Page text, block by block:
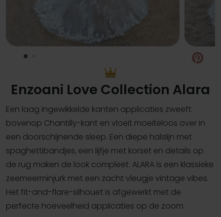
Enzoani Love Collection Alara
Een laag ingewikkelde kanten applicaties zweeft
bovenop Chantilly-kant en vloeit moeiteloos over in
een doorschijnende sleep. Een diepe halslijn met
spaghettibandjes, een lijfje met korset en details op
de rug maken de look compleet. ALARA is een klassieke
zeemeerminjurk met een zacht vleugje vintage vibes.
Het fit-and-flare-silhouet is afgewerkt met de
perfecte hoeveelheid applicaties op de zoom.